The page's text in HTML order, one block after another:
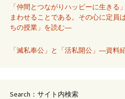
「仲間とつながりハッピーに生きる
まわせることである。その心に定
ちの授業」を読む―
「滅私奉公」と「活私開公」―資料
Search：サイト内検索